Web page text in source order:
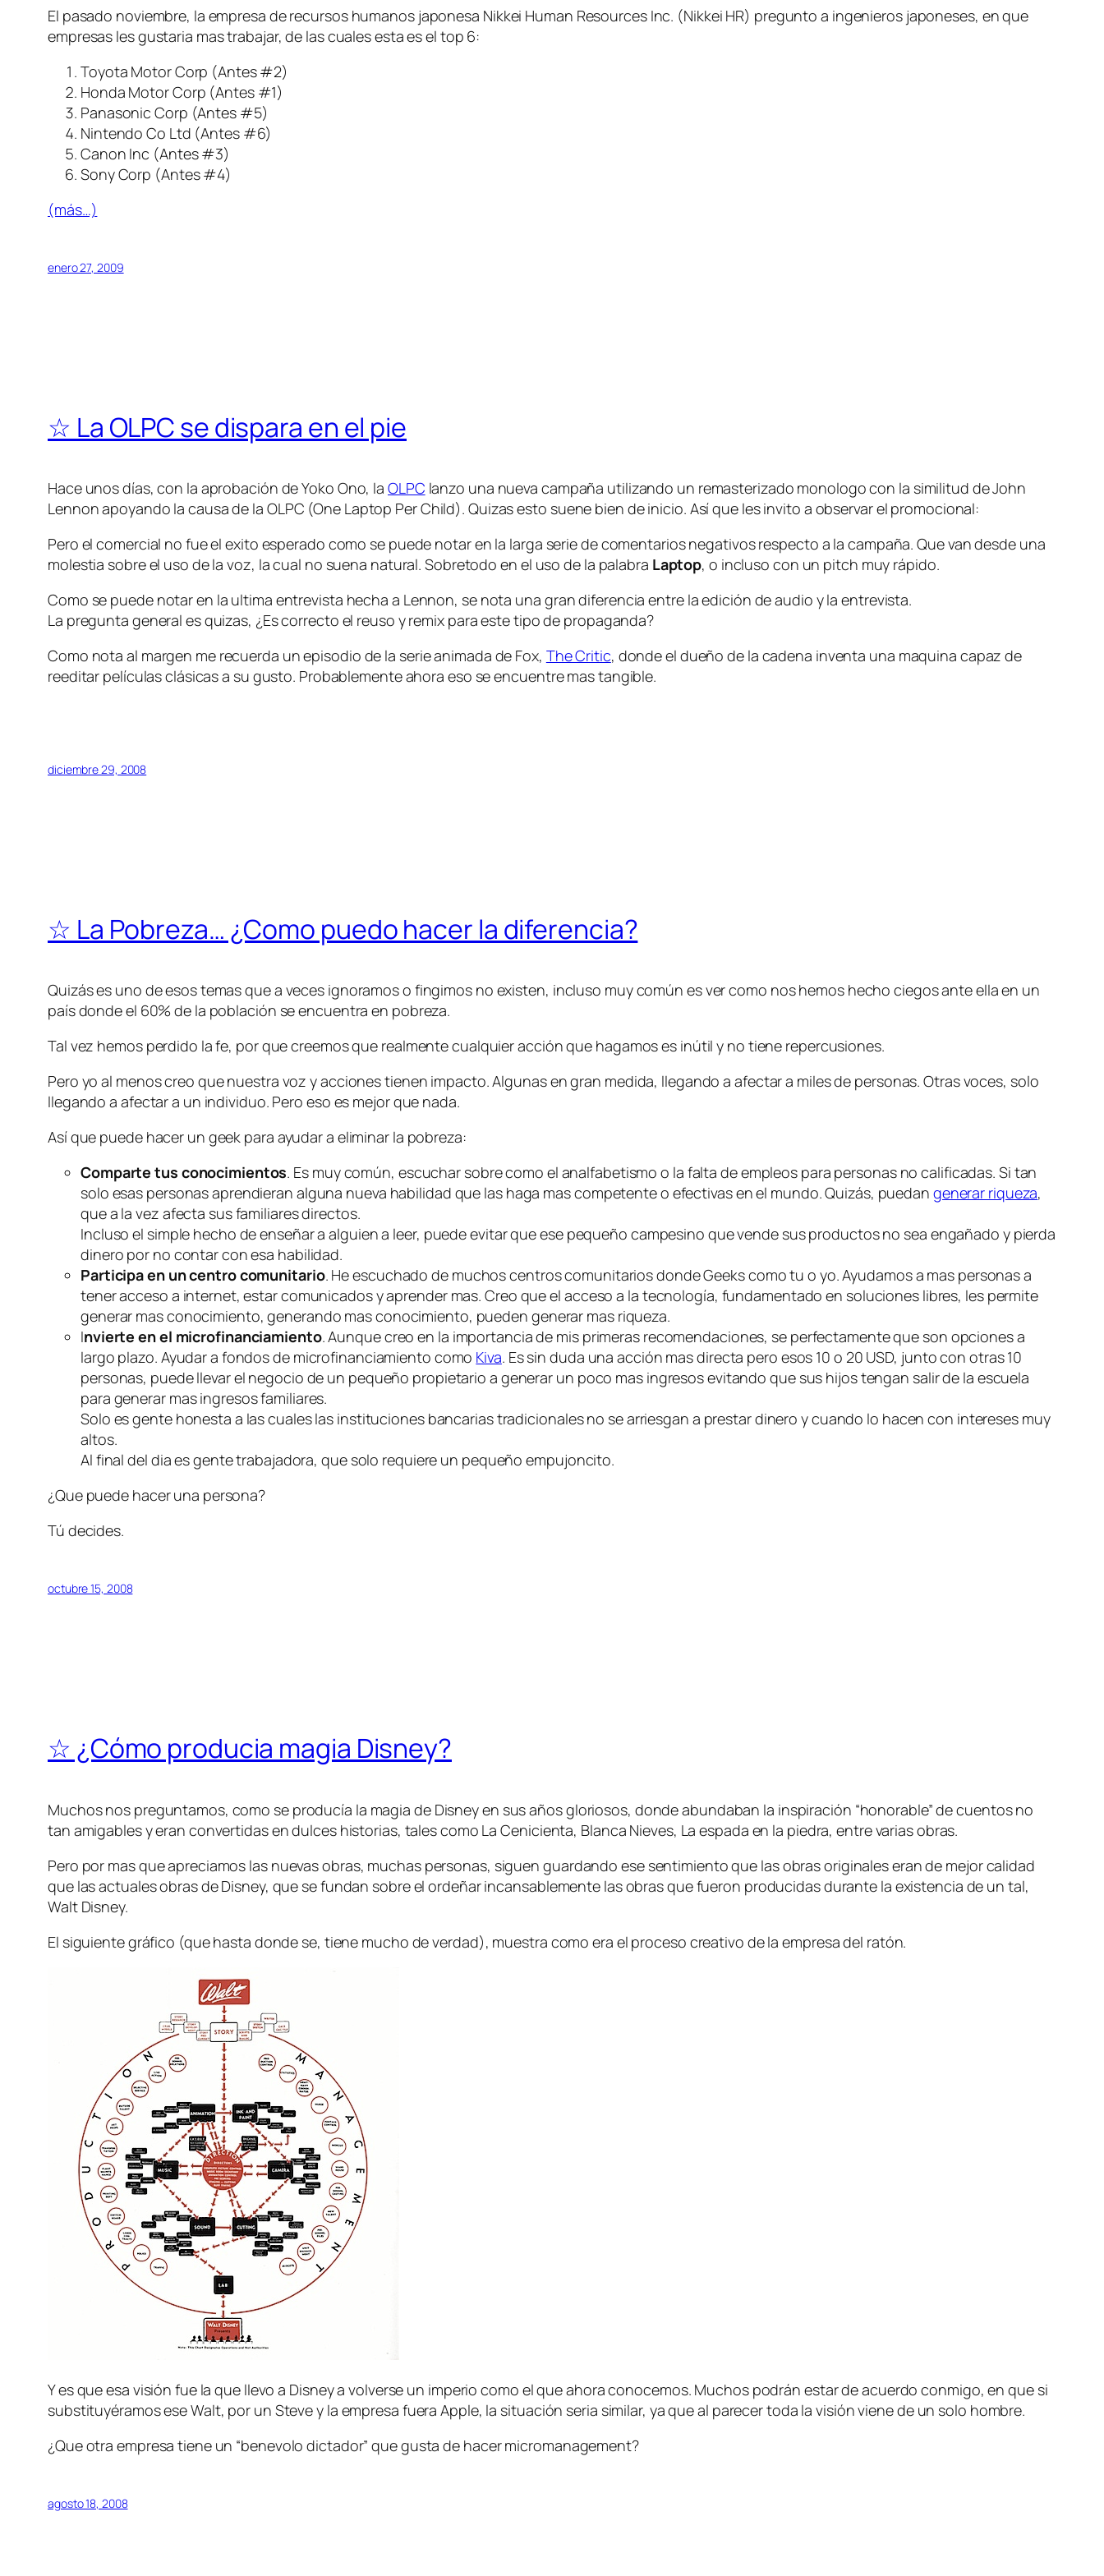
El pasado noviembre, la empresa de recursos humanos japonesa Nikkei Human Resources Inc. (Nikkei HR) pregunto a ingenieros japoneses, en que
empresas les gustaria mas trabajar, de las cuales esta es el top 6:
Toyota Motor Corp (Antes #2)
Honda Motor Corp (Antes #1)
Panasonic Corp (Antes #5)
Nintendo Co Ltd (Antes #6)
Canon Inc (Antes #3)
Sony Corp (Antes #4)
(más…)
enero 27, 2009
☆ La OLPC se dispara en el pie
Hace unos días, con la aprobación de Yoko Ono, la OLPC lanzo una nueva campaña utilizando un remasterizado monologo con la similitud de John
Lennon apoyando la causa de la OLPC (One Laptop Per Child). Quizas esto suene bien de inicio. Así que les invito a observar el promocional:
Pero el comercial no fue el exito esperado como se puede notar en la larga serie de comentarios negativos respecto a la campaña. Que van desde una
molestia sobre el uso de la voz, la cual no suena natural. Sobretodo en el uso de la palabra Laptop, o incluso con un pitch muy rápido.
Como se puede notar en la ultima entrevista hecha a Lennon, se nota una gran diferencia entre la edición de audio y la entrevista.
La pregunta general es quizas, ¿Es correcto el reuso y remix para este tipo de propaganda?
Como nota al margen me recuerda un episodio de la serie animada de Fox, The Critic, donde el dueño de la cadena inventa una maquina capaz de
reeditar películas clásicas a su gusto. Probablemente ahora eso se encuentre mas tangible.
diciembre 29, 2008
☆ La Pobreza… ¿Como puedo hacer la diferencia?
Quizás es uno de esos temas que a veces ignoramos o fingimos no existen, incluso muy común es ver como nos hemos hecho ciegos ante ella en un
país donde el 60% de la población se encuentra en pobreza.
Tal vez hemos perdido la fe, por que creemos que realmente cualquier acción que hagamos es inútil y no tiene repercusiones.
Pero yo al menos creo que nuestra voz y acciones tienen impacto. Algunas en gran medida, llegando a afectar a miles de personas. Otras voces, solo
llegando a afectar a un individuo. Pero eso es mejor que nada.
Así que puede hacer un geek para ayudar a eliminar la pobreza:
Comparte tus conocimientos. Es muy común, escuchar sobre como el analfabetismo o la falta de empleos para personas no calificadas. Si tan
solo esas personas aprendieran alguna nueva habilidad que las haga mas competente o efectivas en el mundo. Quizás, puedan generar riqueza,
que a la vez afecta sus familiares directos.
Incluso el simple hecho de enseñar a alguien a leer, puede evitar que ese pequeño campesino que vende sus productos no sea engañado y pierda
dinero por no contar con esa habilidad.
Participa en un centro comunitario. He escuchado de muchos centros comunitarios donde Geeks como tu o yo. Ayudamos a mas personas a
tener acceso a internet, estar comunicados y aprender mas. Creo que el acceso a la tecnología, fundamentado en soluciones libres, les permite
generar mas conocimiento, generando mas conocimiento, pueden generar mas riqueza.
Invierte en el microfinanciamiento. Aunque creo en la importancia de mis primeras recomendaciones, se perfectamente que son opciones a
largo plazo. Ayudar a fondos de microfinanciamiento como Kiva. Es sin duda una acción mas directa pero esos 10 o 20 USD, junto con otras 10
personas, puede llevar el negocio de un pequeño propietario a generar un poco mas ingresos evitando que sus hijos tengan salir de la escuela
para generar mas ingresos familiares.
Solo es gente honesta a las cuales las instituciones bancarias tradicionales no se arriesgan a prestar dinero y cuando lo hacen con intereses muy
altos.
Al final del dia es gente trabajadora, que solo requiere un pequeñoempujoncito.
¿Que puede hacer una persona?
Tú decides.
octubre 15, 2008
☆ ¿Cómo producia magia Disney?
Muchos nos preguntamos, como se producía la magia de Disney en sus años gloriosos, donde abundaban la inspiración “honorable” de cuentos no
tan amigables y eran convertidas en dulces historias, tales como La Cenicienta, Blanca Nieves, La espada en la piedra, entre varias obras.
Pero por mas que apreciamos las nuevas obras, muchas personas, siguen guardando ese sentimiento que las obras originales eran de mejor calidad
que las actuales obras de Disney, que se fundan sobre el ordeñar incansablemente las obras que fueron producidas durante la existencia de un tal,
Walt Disney.
El siguiente gráfico (que hasta donde se, tiene mucho de verdad), muestra como era el proceso creativo de la empresa del ratón.
Y es que esa visión fue la que llevo a Disney a volverse un imperio como el que ahora conocemos. Muchos podrán estar de acuerdo conmigo, en que si
substituyéramos ese Walt, por un Steve y la empresa fuera Apple, la situación seria similar, ya que al parecer toda la visión viene de un solo hombre.
¿Que otra empresa tiene un “benevolo dictador” que gusta de hacer micromanagement?
agosto 18, 2008